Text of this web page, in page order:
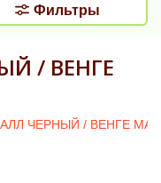
Фильтры
/ ВЕНГЕ
ЧЕРНЫЙ / ВЕНГЕ